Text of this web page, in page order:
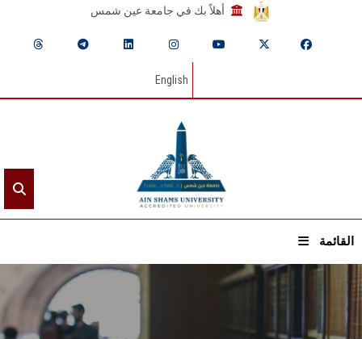
أهلاً بك في جامعة عين شمس
English
القائمة
الرئيسيـة
عن الجامعة